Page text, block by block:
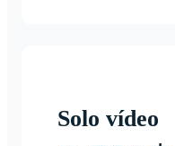
Solo vídeo